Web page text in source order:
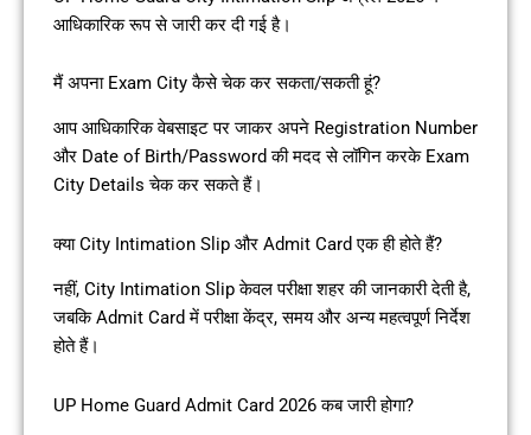
आधिकारिक रूप से जारी कर दी गई है।
मैं अपना Exam City कैसे चेक कर सकता/सकती हूं?
आप आधिकारिक वेबसाइट पर जाकर अपने Registration Number
और Date of Birth/Password की मदद से लॉगिन करके Exam
City Details चेक कर सकते हैं।
क्या City Intimation Slip और Admit Card एक ही होते हैं?
नहीं, City Intimation Slip केवल परीक्षा शहर की जानकारी देती है,
जबकि Admit Card में परीक्षा केंद्र, समय और अन्य महत्वपूर्ण निर्देश
होते हैं।
UP Home Guard Admit Card 2026 कब जारी होगा?